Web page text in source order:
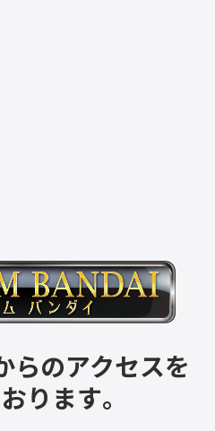
らのアクセスを
ります。